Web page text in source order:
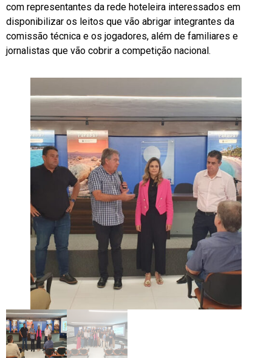
com representantes da rede hoteleira interessados em
disponibilizar os leitos que vão abrigar integrantes da
comissão técnica e os jogadores, além de familiares e
jornalistas que vão cobrir a competição nacional.